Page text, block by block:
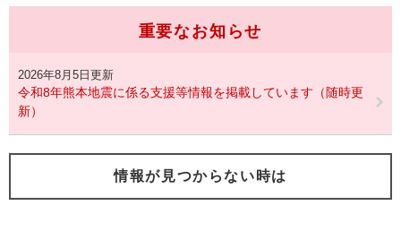
重要なお知らせ
2026年8月5日更新
令和8年熊本地震に係る支援等情報を掲載しています（随時更
新）
情報が見つからない時は